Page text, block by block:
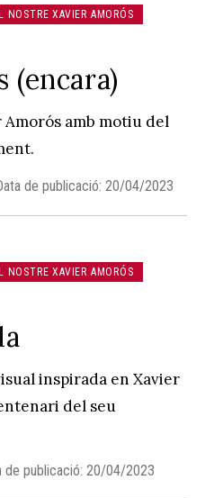
NOSTRE XAVIER AMORÓS
(encara)
amb motiu del
de publicació: 20/04/2023
NOSTRE XAVIER AMORÓS
inspirada en Xavier
del seu
de publicació: 20/04/2023